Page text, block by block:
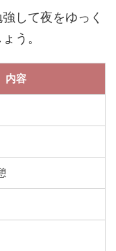
して夜をゆっく
う。
内容